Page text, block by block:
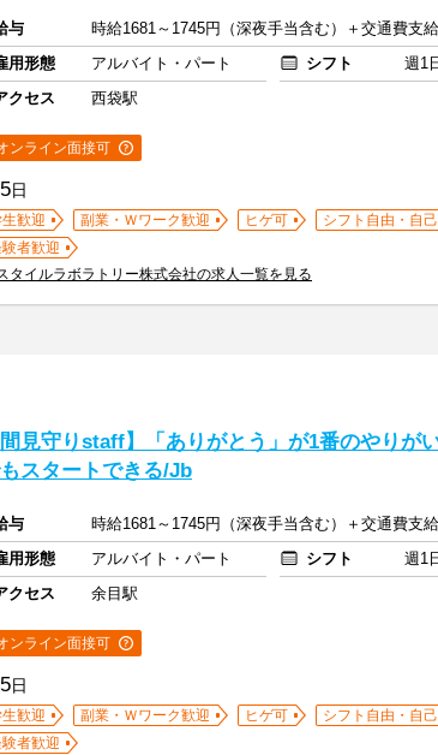
与
時給1681～1745円（深夜手当含む）＋交通費支給
用形態
アルバイト・パート シフト
週1
クセス
西袋駅
ンライン面接可
5日
歓迎 副業・Ｗワーク歓迎 ヒゲ可
シフト自由・自
者歓迎
タイルラボラトリー株式会社の求人一覧を見る
間見守りstaff】「ありがとう」が1番のやりが
スタートできる/Jb
与
時給1681～1745円（深夜手当含む）＋交通費支給
用形態
アルバイト・パート シフト
週1
クセス
余目駅
ンライン面接可
5日
歓迎 副業・Ｗワーク歓迎 ヒゲ可
シフト自由・自
者歓迎